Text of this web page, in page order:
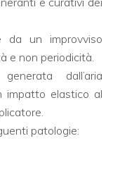
da un improvviso
e non periodicità.
dall’aria
impatto elastico al
patologie: